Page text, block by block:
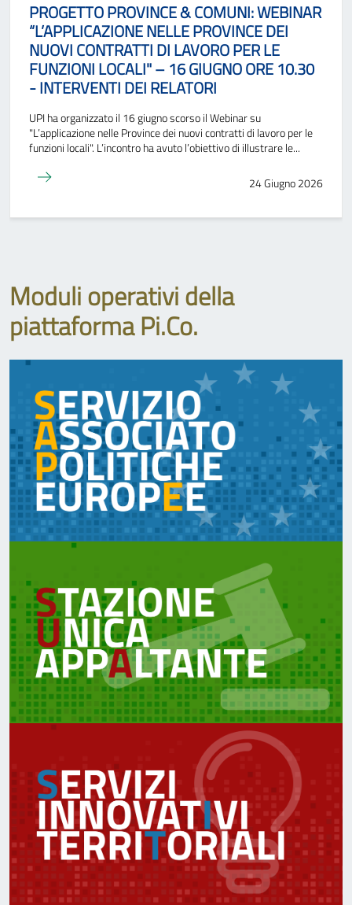
PROGETTO PROVINCE & COMUNI: WEBINAR
“L’APPLICAZIONE NELLE PROVINCE DEI
NUOVI CONTRATTI DI LAVORO PER LE
FUNZIONI LOCALI" – 16 GIUGNO ORE 10.30
- INTERVENTI DEI RELATORI
UPI ha organizzato il 16 giugno scorso il Webinar su
"L’applicazione nelle Province dei nuovi contratti di lavoro per le
funzioni locali". L’incontro ha avuto l’obiettivo di illustrare le...
24 Giugno 2026
Moduli operativi della
piattaforma Pi.Co.